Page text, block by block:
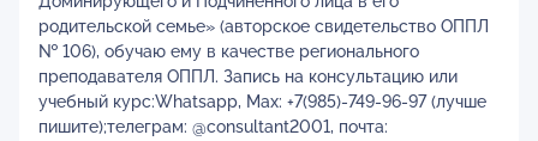
родительской семье» (авторское свидетельство ОППЛ
№ 106), обучаю ему в качестве регионального
преподавателя ОППЛ. Запись на консультацию или
учебный курс:Whatsapp, Max: +7(985)-749-96-97 (лучше
пишите);телеграм: @consultant2001, почта: